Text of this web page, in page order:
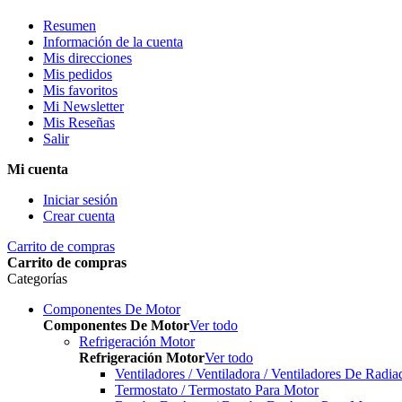
Resumen
Información de la cuenta
Mis direcciones
Mis pedidos
Mis favoritos
Mi Newsletter
Mis Reseñas
Salir
Mi cuenta
Iniciar sesión
Crear cuenta
Carrito de compras
Carrito de compras
Categorías
Componentes De Motor
Componentes De MotorVer todo
Refrigeración Motor
Refrigeración MotorVer todo
Ventiladores / Ventiladora / Ventiladores De
Termostato / Termostato Para Motor